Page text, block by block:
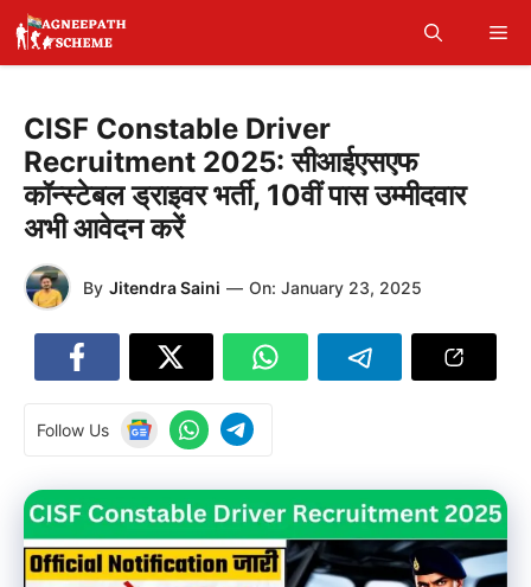
Skip
content
CISF Constable Driver
Recruitment 2025: सीआईएसएफ
कॉन्स्टेबल ड्राइवर भर्ती, 10वीं पास उम्मीदवार
अभी आवेदन करें
By Jitendra Saini — On: January 23, 2025
Follow Us